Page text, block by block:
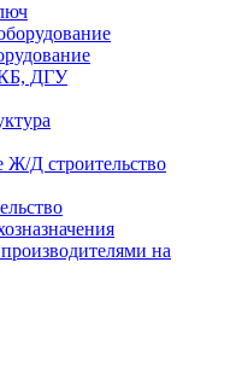
ДГУ
Ж/Д строительство
на